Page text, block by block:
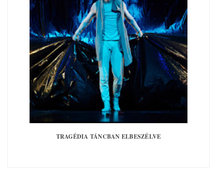
TRAGÉDIA TÁNCBAN ELBESZÉLVE